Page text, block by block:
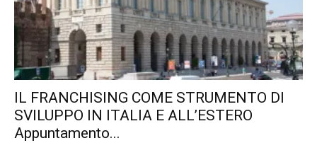
IL FRANCHISING COME STRUMENTO DI
SVILUPPO IN ITALIA E ALL’ESTERO
Appuntamento...